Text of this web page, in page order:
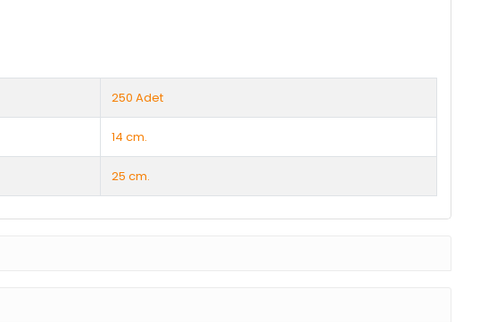
250 Adet
14 cm.
25 cm.